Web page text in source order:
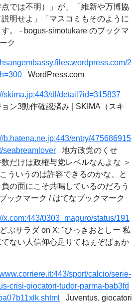
では不明）」が、「維新や万博協
明せよ」「マスコミもそのように
。 - bogus-simotukare のブックマ
ク
2
WordPress.com
skima.jp:443/dl/detail?id=315837
ン3動作確認済み | SKIMA（スキ
b.hatena.ne.jp:443/entry/475686915
seabreamlover 地方政党のくせ
だけは政権与党レベルなんよな ＞
ういうのは許容できるのかな、と
の面にこそ共鳴しているのだろう
ックマーク / はてなブックマーク
x.com:443/0303_maguro/status/191
ぶサラダ on X: "ひっきおとしー 私
ない人信仰心足りてねぇぞばぁか
sport/calcio/serie-
crisi-giocatori-tudor-parma-bab3fd
Juventus, giocatori